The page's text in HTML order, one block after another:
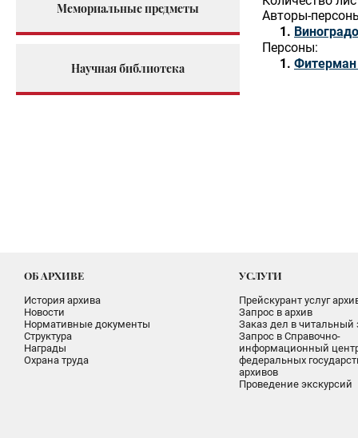
Мемориальные предметы
Научная библиотека
Авторы-
Персоны:
Фитерман
ОБ АРХИВЕ
История архива
Новости
Нормативные документы
Структура
Награды
Охрана труда
УСЛУГИ
Прейскурант услуг
Запрос в архив
Заказ дел в читальный
Запрос в Справочно-
информационный
федеральных
архивов
Проведение экскурсий